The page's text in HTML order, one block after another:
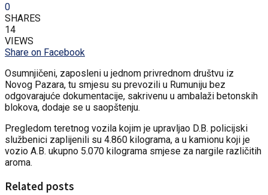
0
SHARES
14
VIEWS
Share on Facebook
Osumnjičeni, zaposleni u jednom privrednom društvu iz
Novog Pazara, tu smjesu su prevozili u Rumuniju bez
odgovarajuće dokumentacije, sakrivenu u ambalaži betonskih
blokova, dodaje se u saopštenju.
Pregledom teretnog vozila kojim je upravljao D.B. policijski
službenici zaplijenili su 4.860 kilograma, a u kamionu koji je
vozio A.B. ukupno 5.070 kilograma smjese za nargile različitih
aroma.
Related posts